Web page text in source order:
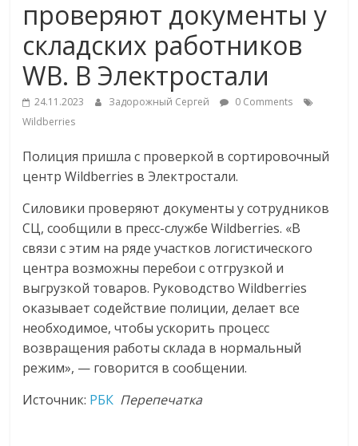
Commerce,
омниканальном
ритейле,
логистике,
технологиях,
соцсетях
Портал
об
онлайн-
торговле,
сервисах
для
проверяют документы у
складских работников
WB. В Электростали
24.11.2023 Задорожный Сергей
0 Comments
Wildberries
Полиция пришла с проверкой в сортировочный
центр Wildberries в Электростали.
Силовики проверяют документы у сотрудников
СЦ, сообщили в пресс-службе Wildberries. «В
связи с этим на ряде участков логистического
центра возможны перебои с отгрузкой и
выгрузкой товаров. Руководство Wildberries
оказывает содействие полиции, делает все
необходимое, чтобы ускорить процесс
возвращения работы склада в нормальный
режим», — говорится в сообщении.
Источник: РБК Перепечатка